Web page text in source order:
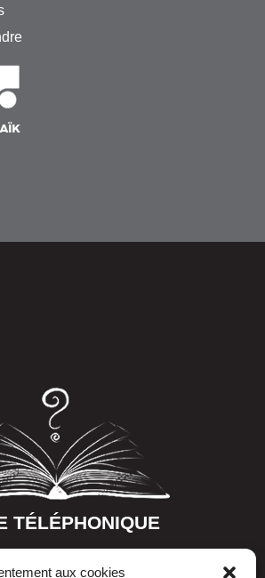
aux cookies
TÉLÉPHONIQUE